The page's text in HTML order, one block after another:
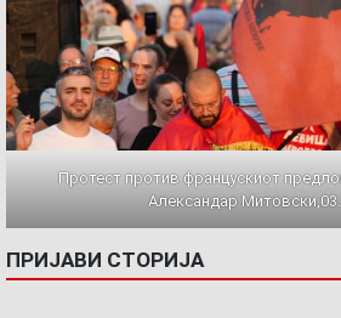
Протест против францускиот
Александар
ПРИЈАВИ СТОРИЈА